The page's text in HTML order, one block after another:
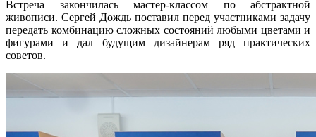
Встреча закончилась мастер-классом по абстрактной
живописи. Сергей Дождь поставил перед участниками задачу
передать комбинацию сложных состояний любыми цветами и
фигурами и дал будущим дизайнерам ряд практических
советов.